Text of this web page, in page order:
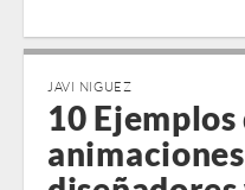
JAVI NIGUEZ
10 Ejemplos